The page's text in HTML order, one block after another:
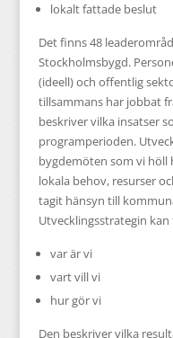
lokalt fattade beslut
Det finns 48
Stockholmsbygd.
(ideell) och offentlig
tillsammans har jobbat
beskriver vilka insatser
programperioden.
bygdemöten som vi höll
lokala behov, resurser
tagit hänsyn till
Utvecklingsstrategin
var är vi
vart vill vi
hur gör vi
Den beskriver vilka